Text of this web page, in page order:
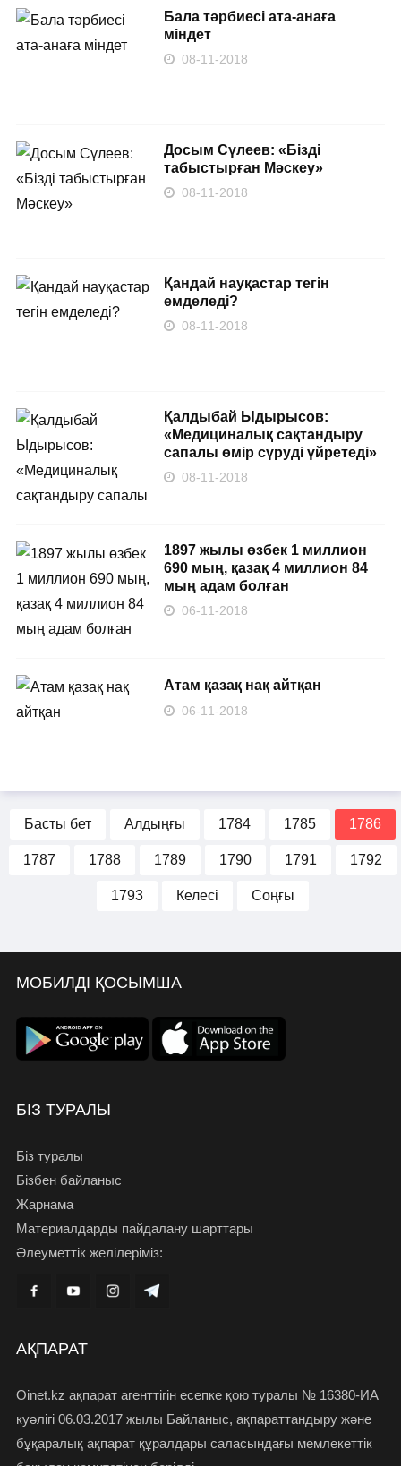
Бала тәрбиесі ата-анаға
міндет
08-11-2018
Досым Сүлеев: «Бізді
табыстырған Мәскеу»
08-11-2018
Қандай науқастар тегін
емделеді?
08-11-2018
Қалдыбай Ыдырысов:
«Медициналық сақтандыру
сапалы өмір сүруді үйретеді»
08-11-2018
1897 жылы өзбек 1 миллион
690 мың, қазақ 4 миллион 84
мың адам болған
06-11-2018
Атам қазақ нақ айтқан
06-11-2018
Басты бет Алдыңғы 1784 1785 1786
1787 1788 1789 1790 1791 1792
1793 Келесі Соңғы
МОБИЛДІ ҚОСЫМША
БІЗ ТУРАЛЫ
Біз туралы
Бізбен байланыс
Жарнама
Материалдарды пайдалану шарттары
Әлеуметтік желілеріміз:
АҚПАРАТ
Oinet.kz ақпарат агенттігін есепке қою туралы № 16380-ИА
куәлігі 06.03.2017 жылы Байланыс, ақпараттандыру және
бұқаралық ақпарат құралдары саласындағы мемлекеттік